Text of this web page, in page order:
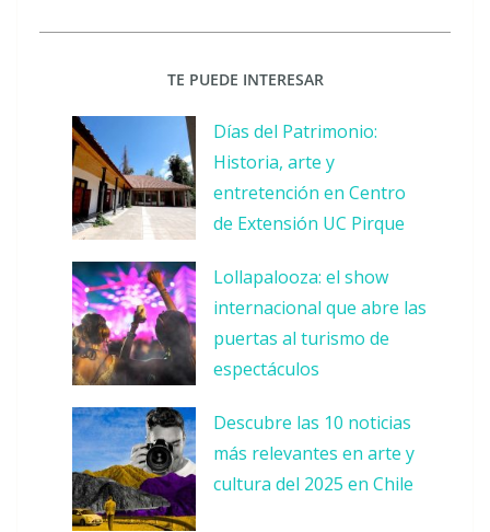
TE PUEDE INTERESAR
Días del Patrimonio:
Historia, arte y
entretención en Centro
de Extensión UC Pirque
Lollapalooza: el show
internacional que abre las
puertas al turismo de
espectáculos
Descubre las 10 noticias
más relevantes en arte y
cultura del 2025 en Chile